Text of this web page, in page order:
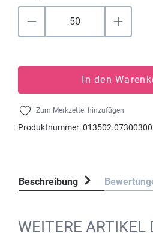
In den
Zum Merkzettel hinzufügen
Produktnummer:013502.07300300
Beschreibung
WEITERE ARTIKEL